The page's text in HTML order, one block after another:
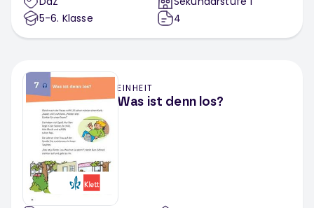
5-6. Klasse
4
EINHEIT
Was ist denn los?